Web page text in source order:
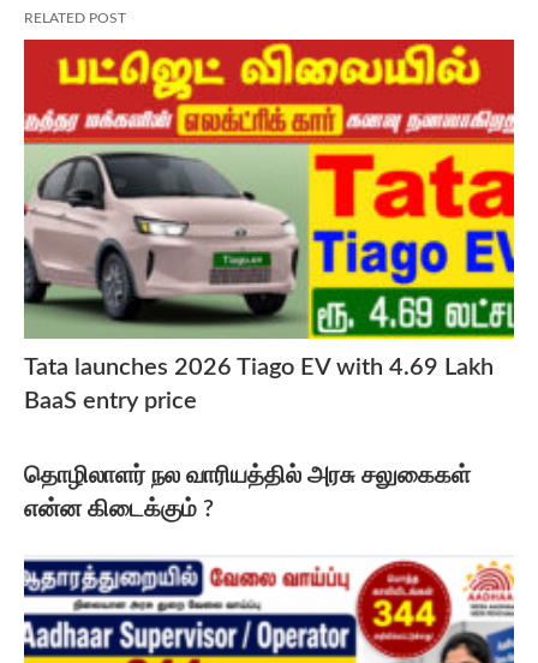
RELATED POST
Tata launches 2026 Tiago EV with 4.69 Lakh
BaaS entry price
தொழிலாளர் நல வாரியத்தில் அரசு சலுகைகள்
என்ன கிடைக்கும் ?